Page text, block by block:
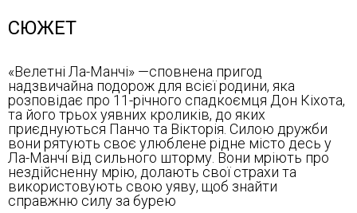
СЮЖЕТ
«Велетні Ла-Манчі» —сповнена пригод
надзвичайна подорож для всієї родини, яка
розповідає про 11-річного спадкоємця Дон Кіхота,
та його трьох уявних кроликів, до яких
приєднуються Панчо та Вікторія. Силою дружби
вони рятують своє улюблене рідне місто десь у
Ла-Манчі від сильного шторму. Вони мріють про
нездійсненну мрію, долають свої страхи та
використовують свою уяву, щоб знайти
справжню силу за бурею